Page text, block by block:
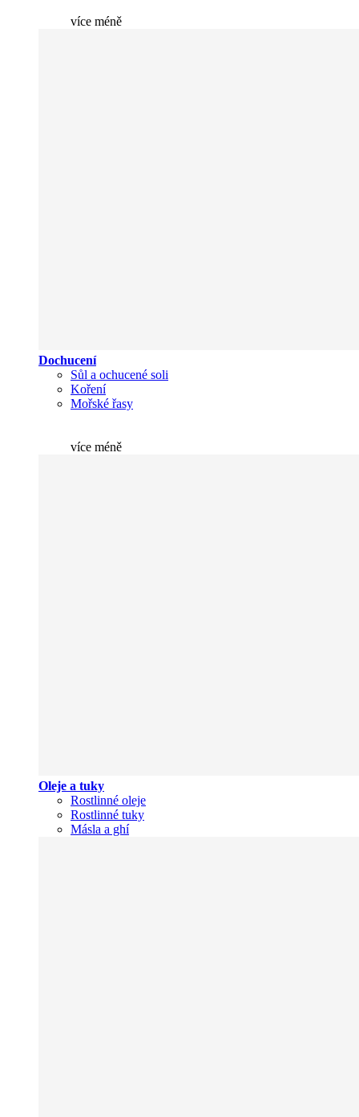
více méně
Dochucení
Sůl a ochucené soli
Koření
Mořské řasy
více méně
Oleje a tuky
Rostlinné oleje
Rostlinné tuky
Másla a ghí